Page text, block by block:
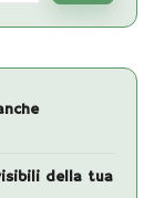
della tua